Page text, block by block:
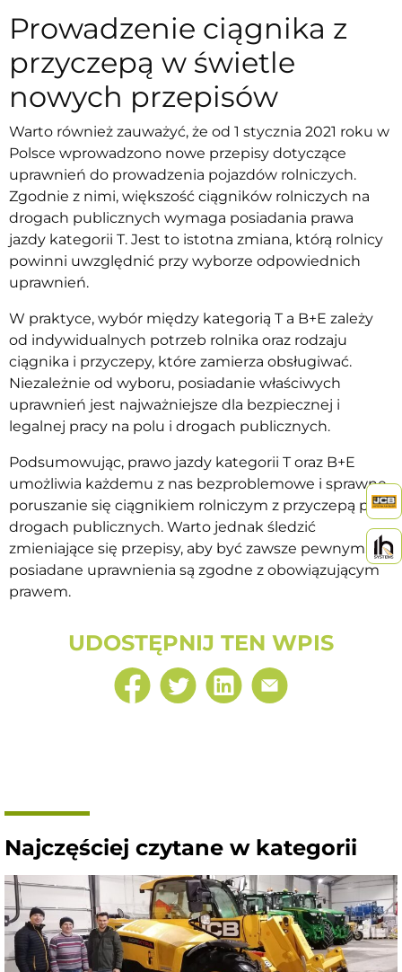
Prowadzenie ciągnika z
przyczepą w świetle
nowych przepisów
Warto również zauważyć, że od 1 stycznia 2021 roku w
Polsce wprowadzono nowe przepisy dotyczące
uprawnień do prowadzenia pojazdów rolniczych.
Zgodnie z nimi, większość ciągników rolniczych na
drogach publicznych wymaga posiadania prawa
jazdy kategorii T. Jest to istotna zmiana, którą rolnicy
powinni uwzględnić przy wyborze odpowiednich
uprawnień.
W praktyce, wybór między kategorią T a B+E zależy
od indywidualnych potrzeb rolnika oraz rodzaju
ciągnika i przyczepy, które zamierza obsługiwać.
Niezależnie od wyboru, posiadanie właściwych
uprawnień jest najważniejsze dla bezpiecznej i
legalnej pracy na polu i drogach publicznych.
Podsumowując, prawo jazdy kategorii T oraz B+E
umożliwia każdemu z nas bezproblemowe i sprawne
poruszanie się ciągnikiem rolniczym z przyczepą po
drogach publicznych. Warto jednak śledzić
zmieniające się przepisy, aby być zawsze pewnym, że
posiadane uprawnienia są zgodne z obowiązującym
prawem.
UDOSTĘPNIJ TEN WPIS
Najczęściej czytane w kategorii